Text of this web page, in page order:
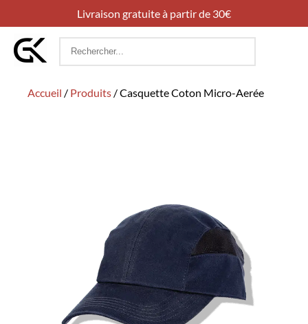
Livraison gratuite à partir de 30€
Rechercher
Accueil / Produits /Casquette Coton Micro-Aerée